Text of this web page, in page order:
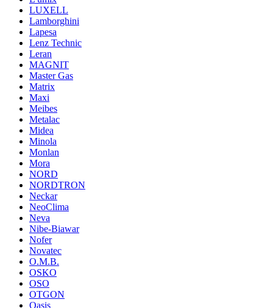
LUXELL
Lamborghini
Lapesa
Lenz Technic
Leran
MAGNIT
Master Gas
Matrix
Maxi
Meibes
Metalac
Midea
Minola
Monlan
Mora
NORD
NORDTRON
Neckar
NeoClima
Neva
Nibe-Biawar
Nofer
Novatec
O.M.B.
OSKO
OSO
OTGON
Oasis